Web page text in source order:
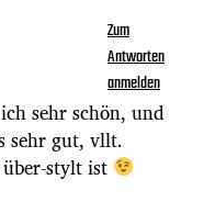
sehr schön, und
sehr gut, vllt.
stylt ist
Zum
Antworten
anmelden